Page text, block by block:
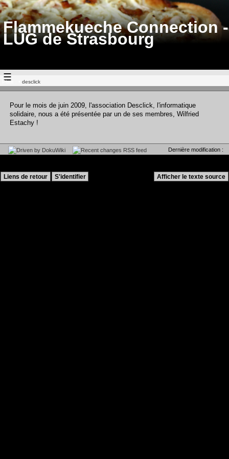
Flammekueche Connection -
LUG de Strasbourg
☰
Piste : desclick
Pour le mois de juin 2009, l'association Desclick, l'informatique
solidaire, nous a été présentée par un de ses membres, Wilfried
Estachy !
Dernière modification :
Liens de retour S'identifier Afficher le texte source